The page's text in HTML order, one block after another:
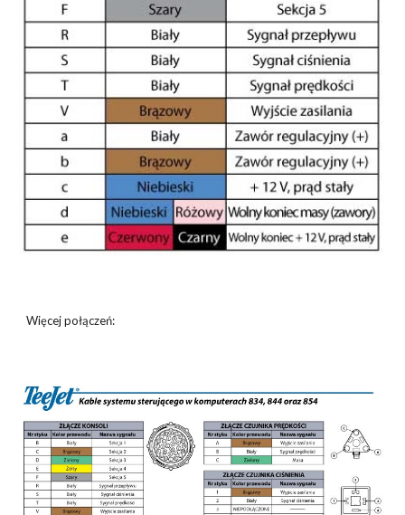
Więcej połączeń: